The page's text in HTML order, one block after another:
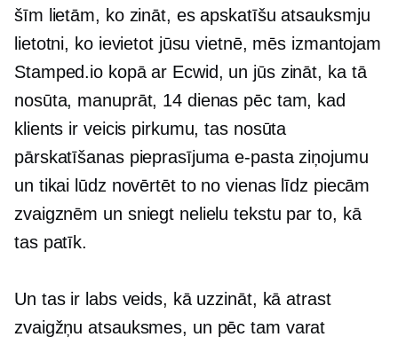
šīm lietām, ko zināt, es apskatīšu atsauksmju
lietotni, ko ievietot jūsu vietnē, mēs izmantojam
Stamped.io kopā ar Ecwid, un jūs zināt, ka tā
nosūta, manuprāt, 14 dienas pēc tam, kad
klients ir veicis pirkumu, tas nosūta
pārskatīšanas pieprasījuma e-pasta ziņojumu
un tikai lūdz novērtēt to no vienas līdz piecām
zvaigznēm un sniegt nelielu tekstu par to, kā
tas patīk.
Un tas ir labs veids, kā uzzināt, kā atrast
zvaigžņu atsauksmes, un pēc tam varat